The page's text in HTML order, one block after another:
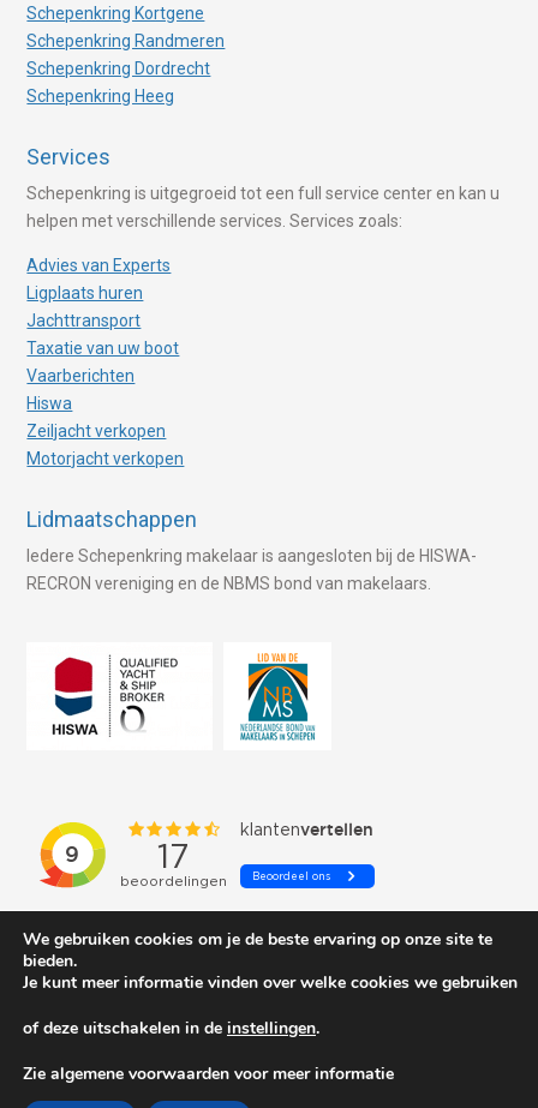
Schepenkring Kortgene
Schepenkring Randmeren
Schepenkring Dordrecht
Schepenkring Heeg
Services
Schepenkring is uitgegroeid tot een full service center en kan u
helpen met verschillende services. Services zoals:
Advies van Experts
Ligplaats huren
Jachttransport
Taxatie van uw boot
Vaarberichten
Hiswa
Zeiljacht verkopen
Motorjacht verkopen
Lidmaatschappen
Iedere Schepenkring makelaar is aangesloten bij de HISWA-
RECRON vereniging en de NBMS bond van makelaars.
We gebruiken cookies om je de beste ervaring op onze site te
bieden.
Je kunt meer informatie vinden over welke cookies we gebruiken
of deze uitschakelen in de instellingen.
Zie algemene voorwaarden voor meer informatie